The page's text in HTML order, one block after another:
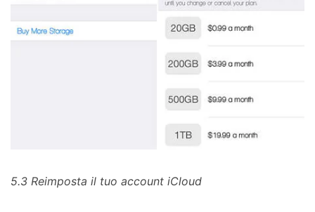
5.3 Reimposta il tuo account iCloud